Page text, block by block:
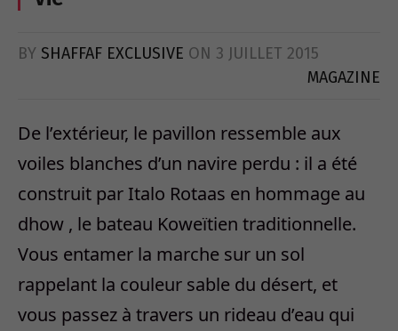
BY SHAFFAF EXCLUSIVE ON 3 JUILLET 2015
MAGAZINE
De l’extérieur, le pavillon ressemble aux
voiles blanches d’un navire perdu : il a été
construit par Italo Rotaas en hommage au
dhow , le bateau Koweïtien traditionnelle.
Vous entamer la marche sur un sol
rappelant la couleur sable du désert, et
vous passez à travers un rideau d’eau qui